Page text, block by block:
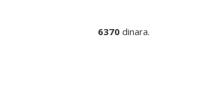
cena poštarine iznosi 6370 dinara.